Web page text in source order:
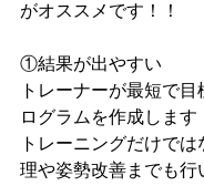
がオススメです！！
①結果が出やすい
トレーナーが最短で
ログラムを作成します
トレーニングだけで
理や姿勢改善までも行